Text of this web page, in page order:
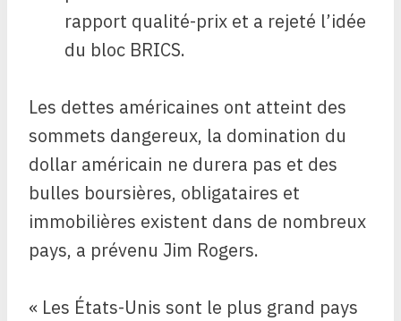
rapport qualité-prix et a rejeté l’idée
du bloc BRICS.
Les dettes américaines ont atteint des
sommets dangereux, la domination du
dollar américain ne durera pas et des
bulles boursières, obligataires et
immobilières existent dans de nombreux
pays, a prévenu Jim Rogers.
« Les États-Unis sont le plus grand pays